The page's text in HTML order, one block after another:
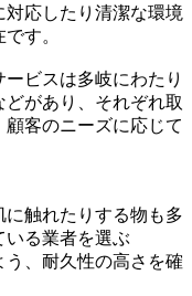
応したり清潔な環境
す。
ビスは多岐にわたり
があり、それぞれ取
客のニーズに応じて
触れたりする物も多
いる業者を選ぶ
、耐久性の高さを確